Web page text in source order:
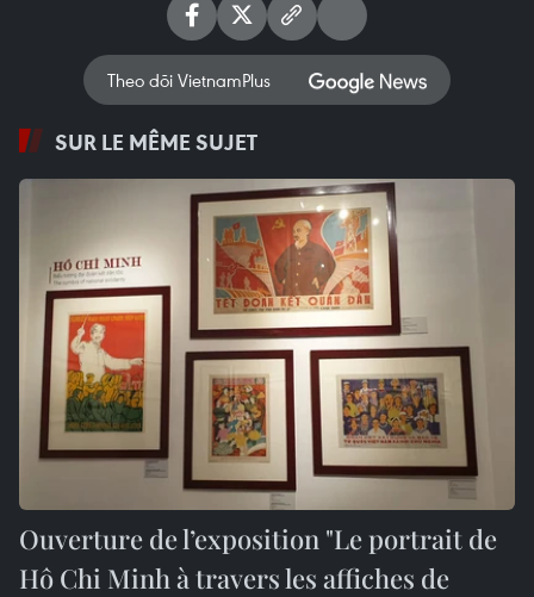
Theo dõi VietnamPlus
SUR LE MÊME SUJET
Ouverture de l’exposition "Le portrait de
Hô Chi Minh à travers les affiches de